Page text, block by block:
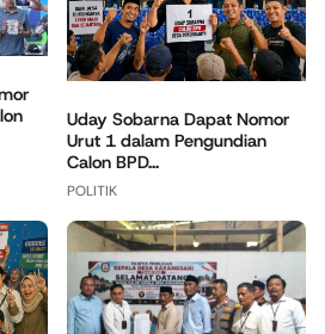
Uday Sobarna Dapat Nomor
Urut 1 dalam Pengundian
Calon BPD...
POLITIK